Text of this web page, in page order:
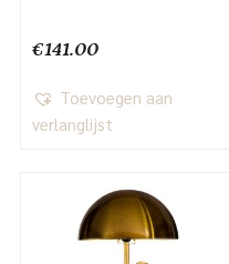
€141.00
Toevoegen aan
verlanglijst